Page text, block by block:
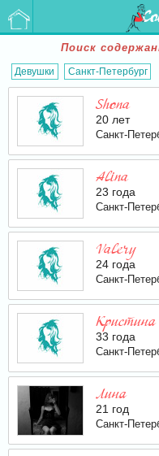
Поиск
Девушки Санкт-Петербург
Shona
20 лет
Санкт-
Alina
23 года
Санкт-
Valery
24 года
Санкт-
Кристина
33 года
Санкт-
Лина
21 год
Санкт-